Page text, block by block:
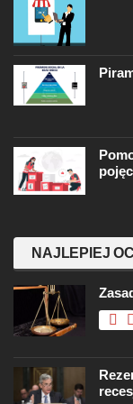
NAJLEPIEJ